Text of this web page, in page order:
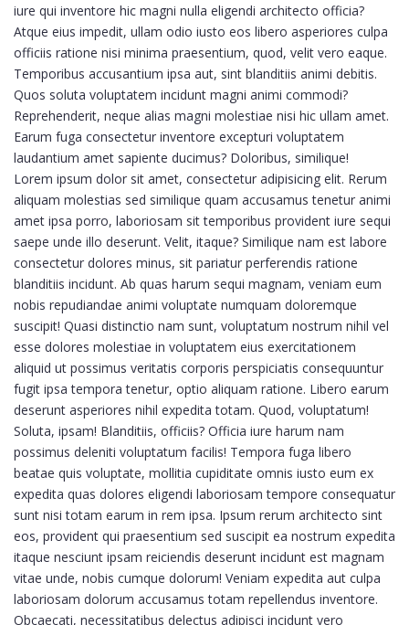
iure qui inventore hic magni nulla eligendi architecto officia?
Atque eius impedit, ullam odio iusto eos libero asperiores culpa
officiis ratione nisi minima praesentium, quod, velit vero eaque.
Temporibus accusantium ipsa aut, sint blanditiis animi debitis.
Quos soluta voluptatem incidunt magni animi commodi?
Reprehenderit, neque alias magni molestiae nisi hic ullam amet.
Earum fuga consectetur inventore excepturi voluptatem
laudantium amet sapiente ducimus? Doloribus, similique!
Lorem ipsum dolor sit amet, consectetur adipisicing elit. Rerum
aliquam molestias sed similique quam accusamus tenetur animi
amet ipsa porro, laboriosam sit temporibus provident iure sequi
saepe unde illo deserunt. Velit, itaque? Similique nam est labore
consectetur dolores minus, sit pariatur perferendis ratione
blanditiis incidunt. Ab quas harum sequi magnam, veniam eum
nobis repudiandae animi voluptate numquam doloremque
suscipit! Quasi distinctio nam sunt, voluptatum nostrum nihil vel
esse dolores molestiae in voluptatem eius exercitationem
aliquid ut possimus veritatis corporis perspiciatis consequuntur
fugit ipsa tempora tenetur, optio aliquam ratione. Libero earum
deserunt asperiores nihil expedita totam. Quod, voluptatum!
Soluta, ipsam! Blanditiis, officiis? Officia iure harum nam
possimus deleniti voluptatum facilis! Tempora fuga libero
beatae quis voluptate, mollitia cupiditate omnis iusto eum ex
expedita quas dolores eligendi laboriosam tempore consequatur
sunt nisi totam earum in rem ipsa. Ipsum rerum architecto sint
eos, provident qui praesentium sed suscipit ea nostrum expedita
itaque nesciunt ipsam reiciendis deserunt incidunt est magnam
vitae unde, nobis cumque dolorum! Veniam expedita aut culpa
laboriosam dolorum accusamus totam repellendus inventore.
Obcaecati, necessitatibus delectus adipisci incidunt vero